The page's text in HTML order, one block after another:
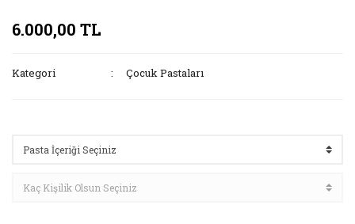
6.000,00 TL
Kategori Çocuk Pastaları